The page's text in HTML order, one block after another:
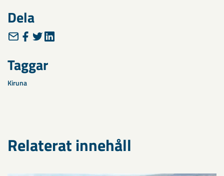
Dela
Taggar
Kiruna
Relaterat innehåll